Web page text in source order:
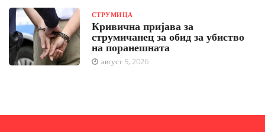
СТРУМИЦА
Кривична пријава за
струмичанец за обид за убиство
на поранешната
август 5, 2026